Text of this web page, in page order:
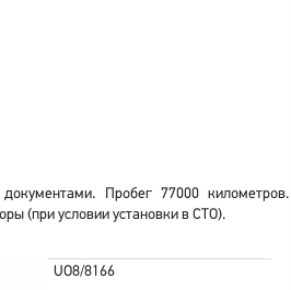
Пробег 77000 километров.
(при условии установки в СТО).
UO8/8166